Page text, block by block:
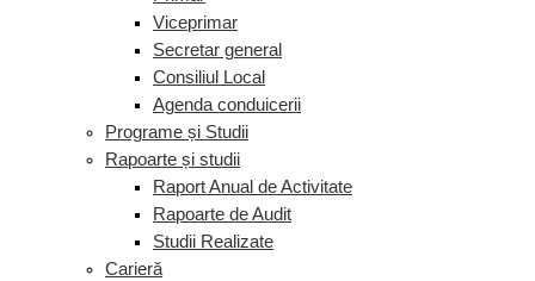
Viceprimar
Secretar general
Consiliul Local
Agenda conduicerii
Programe și Studii
Rapoarte și studii
Raport Anual de Activitate
Rapoarte de Audit
Studii Realizate
Carieră